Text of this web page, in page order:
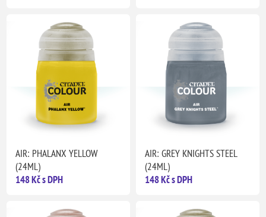
AIR: PHALANX YELLOW
(24ML)
148 Kč s DPH
AIR: GREY KNIGHTS STEEL
(24ML)
148 Kč s DPH